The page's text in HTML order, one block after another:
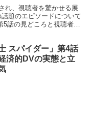
れ、視聴者を驚かせる展
題のエピソードについて
5話の見どころと視聴者の
スパイダー」第4話
済的DVの実態と立